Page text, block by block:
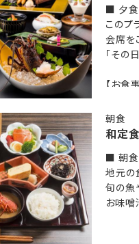
ト20％OFF（事前予約／
（プレミアムジュース・ミネ
ーマシン完備
おもてなし■
をご用意
旬のありか』■
食とも専用の食事処でお
れる、和モダンの雰囲気漂
ております。
児、乳児のお客様の利用は
■ 夕食
このプ
会席を
「その
【お食
対象と
お願い
※アレ
合がご
※重篤
方につ
安全
朝食
和定食
■ 朝食
地元の
旬の魚
お味噌